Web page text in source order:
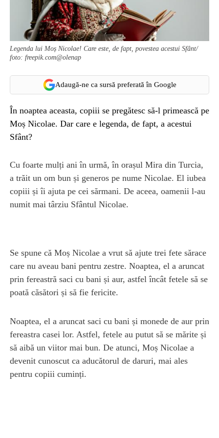
Legenda lui Moș Nicolae! Care este, de fapt, povestea acestui Sfânt/
foto: freepik.com@olenap
Adaugă-ne ca sursă preferată în Google
În noaptea aceasta, copiii se pregătesc să-l primească pe
Moș Nicolae. Dar care e legenda, de fapt, a acestui
Sfânt?
Cu foarte mulți ani în urmă, în orașul Mira din Turcia,
a trăit un om bun și generos pe nume Nicolae. El iubea
copiii și îi ajuta pe cei sărmani. De aceea, oamenii l-au
numit mai târziu Sfântul Nicolae.
Se spune că Moș Nicolae a vrut să ajute trei fete sărace
care nu aveau bani pentru zestre. Noaptea, el a aruncat
prin fereastră saci cu bani și aur, astfel încât fetele să se
poată căsători și să fie fericite.
Noaptea, el a aruncat saci cu bani și monede de aur prin
fereastra casei lor. Astfel, fetele au putut să se mărite și
să aibă un viitor mai bun. De atunci, Moș Nicolae a
devenit cunoscut ca aducătorul de daruri, mai ales
pentru copiii cuminți.